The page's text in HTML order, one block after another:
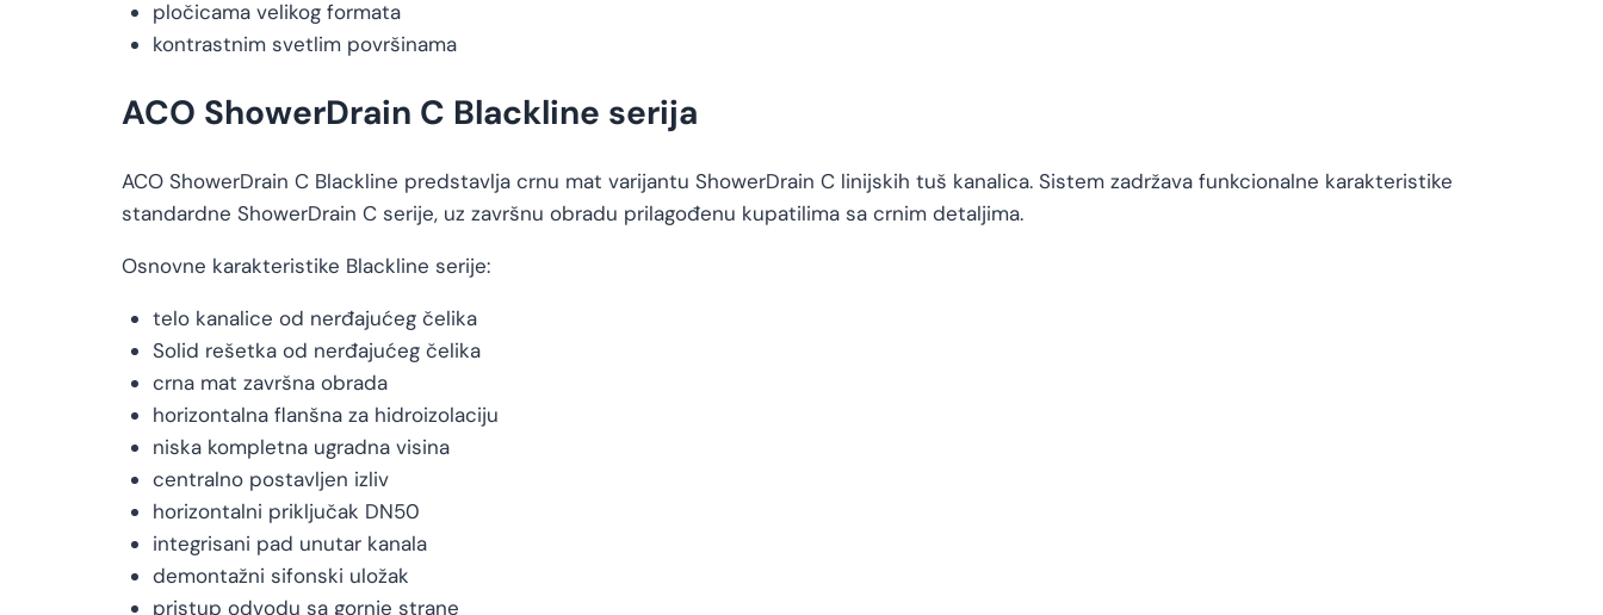
pločicama velikog formata
kontrastnim svetlim površinama
ACO ShowerDrain C Blackline serija
ACO ShowerDrain C Blackline predstavlja crnu mat varijantu ShowerDrain C linijskih tuš kanalica. Sistem zadržava funkcionalne karakteristike
standardne ShowerDrain C serije, uz završnu obradu prilagođenu kupatilima sa crnim detaljima.
Osnovne karakteristike Blackline serije:
telo kanalice od nerđajućeg čelika
Solid rešetka od nerđajućeg čelika
crna mat završna obrada
horizontalna flanšna za hidroizolaciju
niska kompletna ugradna visina
centralno postavljen izliv
horizontalni priključak DN50
integrisani pad unutar kanala
demontažni sifonski uložak
pristup odvodu sa gornje strane